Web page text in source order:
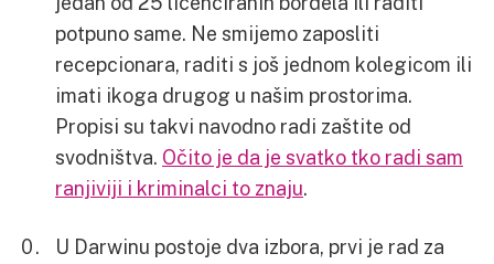
potpuno same. Ne smijemo zaposliti
recepcionara, raditi s još jednom kolegicom ili
imati ikoga drugog u našim prostorima.
Propisi su takvi navodno radi zaštite od
svodništva. Očito je da je svatko tko radi sam
ranjiviji i kriminalci to znaju.
U Darwinu postoje dva izbora, prvi je rad za